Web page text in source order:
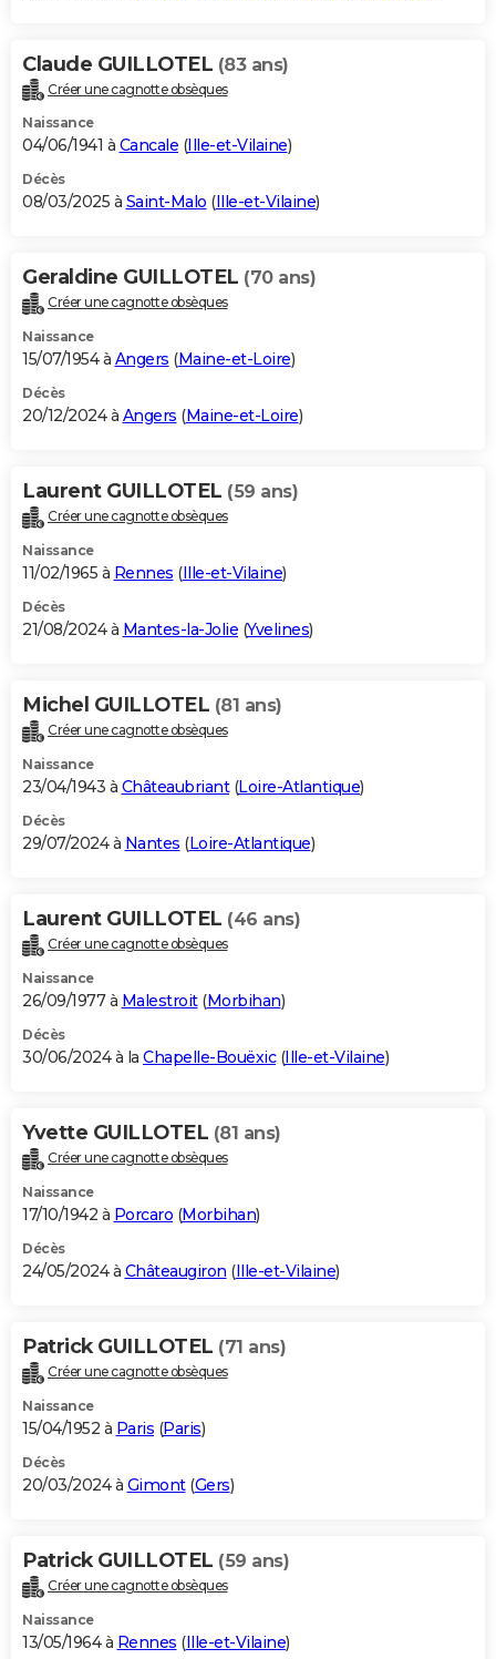
Claude GUILLOTEL (83 ans)
Créer une cagnotte obsèques
Naissance
04/06/1941 à Cancale (Ille-et-Vilaine)
Décès
08/03/2025 à Saint-Malo (Ille-et-Vilaine)
Geraldine GUILLOTEL (70 ans)
Créer une cagnotte obsèques
Naissance
15/07/1954 à Angers (Maine-et-Loire)
Décès
20/12/2024 à Angers (Maine-et-Loire)
Laurent GUILLOTEL (59 ans)
Créer une cagnotte obsèques
Naissance
11/02/1965 à Rennes (Ille-et-Vilaine)
Décès
21/08/2024 à Mantes-la-Jolie (Yvelines)
Michel GUILLOTEL (81 ans)
Créer une cagnotte obsèques
Naissance
23/04/1943 à Châteaubriant(Loire-Atlantique)
Décès
29/07/2024 à Nantes (Loire-Atlantique)
Laurent GUILLOTEL (46 ans)
Créer une cagnotte obsèques
Naissance
26/09/1977 à Malestroit(Morbihan)
Décès
30/06/2024 à la Chapelle-Bouëxic(Ille-et-Vilaine)
Yvette GUILLOTEL (81 ans)
Créer une cagnotte obsèques
Naissance
17/10/1942 à Porcaro (Morbihan)
Décès
24/05/2024 à Châteaugiron (Ille-et-Vilaine)
Patrick GUILLOTEL (71 ans)
Créer une cagnotte obsèques
Naissance
15/04/1952 à Paris (Paris)
Décès
20/03/2024 à Gimont(Gers)
Patrick GUILLOTEL (59 ans)
Créer une cagnotte obsèques
Naissance
13/05/1964 à Rennes (Ille-et-Vilaine)